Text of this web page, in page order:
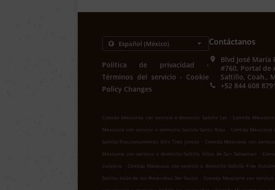
Política de privacidad .
Términos del servicio . Cookie
Policy Changes
Contáctanos
Blvd José María
#760, Portal de
Saltillo, Coah.,
+52 844 608 8791
Comida Mexicana con servicio a domicilio Saltillo Las . Comida
Mexicana con servicio a domicilio Saltillo Santa Rosa . Comida Mexicana
Saltillo Fraccionamiento Villa Tres Juncos . Comida Mexicana con
Mexicana con servicio a domicilio Saltillo Villas de San Sebastian .
Valencia . Comida Mexicana con servicio a domicilio Saltillo 4 de
Saltillo Valle de los Almendros 3er Sector . Comida Mexicana con
.